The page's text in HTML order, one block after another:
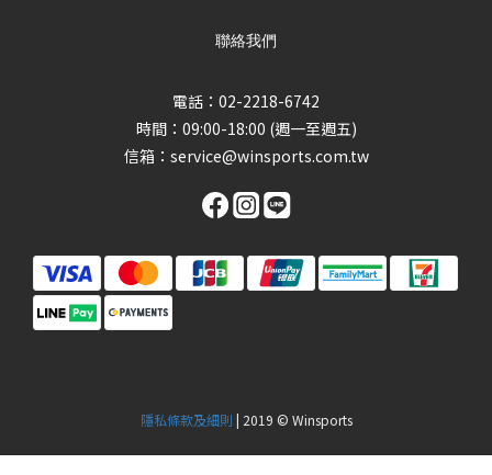
聯絡我們
電話：02-2218-6742
時間：09:00-18:00 (週一至週五)
信箱： service@winsports.com.tw
隱私條款及細則 | 2019 © Winsports